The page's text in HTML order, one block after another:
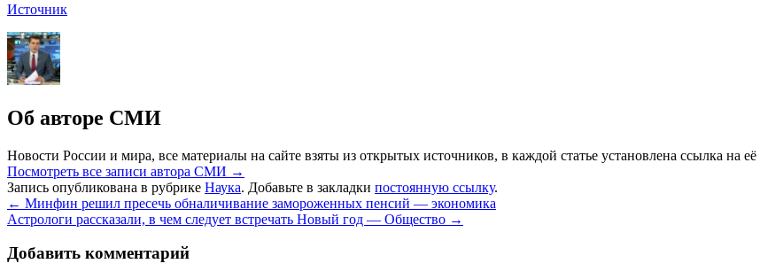
Источник
Об авторе СМИ
Новости России и мира, все материалы на сайте взяты из открытых источников, в каждой статье установлена ссылка на её
Посмотреть все записи автора СМИ →
Запись опубликована в рубрике Наука. Добавьте в закладки постоянную ссылку.
← Минфин решил пресечь обналичивание замороженных пенсий — экономика
Астрологи рассказали, в чем следует встречать Новый год — Общество →
Добавить комментарий